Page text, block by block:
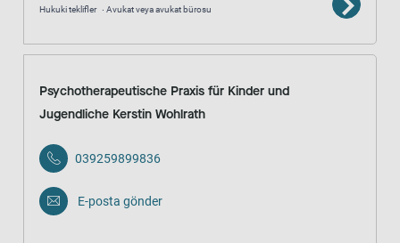
Hukuki teklifler Avukat veya avukat bürosu
Psychotherapeutische Praxis für Kinder und
Jugendliche Kerstin Wohlrath
039259899836
E-posta gönder